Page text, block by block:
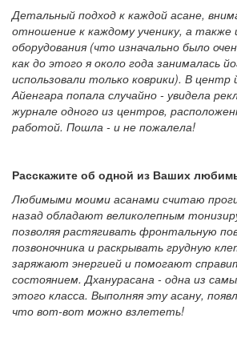
Детальный подход к каждой асане,
отношение к каждому ученику, а также
оборудования (что изначально было
как до этого я около года занималась
использовали только коврики). В
Айенгара попала случайно - увидела
журнале одного из центров,
работой. Пошла - и не пожалела!
Расскажите об одной из Ваших
Любимыми моими асанами считаю
назад обладают великолепным
позволяя растягивать фронтальную
позвоночника и раскрывать грудную
заряжают энергией и помогают
состоянием. Дханурасана - одна из
этого класса. Выполняя эту асану,
что вот-вот можно взлететь!